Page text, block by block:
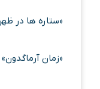
«ستاره ها در
«زمان